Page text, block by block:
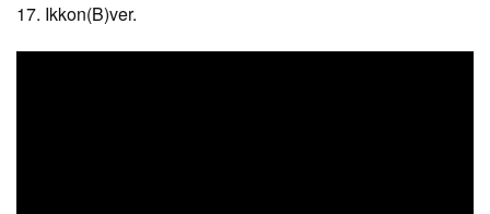
17. Ikkon(B)ver.